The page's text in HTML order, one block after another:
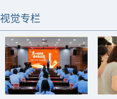
视觉专栏